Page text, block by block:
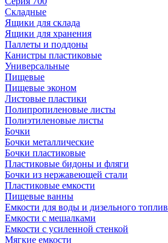
Складные
Ящики для склада
Ящики для хранения
Паллеты и поддоны
Канистры пластиковые
Универсальные
Пищевые
Пищевые эконом
Листовые пластики
Полипропиленовые листы
Полиэтиленовые листы
Бочки
Бочки металлические
Бочки пластиковые
Пластиковые бидоны и фляги
Бочки из нержавеющей стали
Пластиковые емкости
Пищевые ванны
Емкости для воды и дизельного
Емкости с мешалками
Емкости с усиленной стенкой
Мягкие емкости